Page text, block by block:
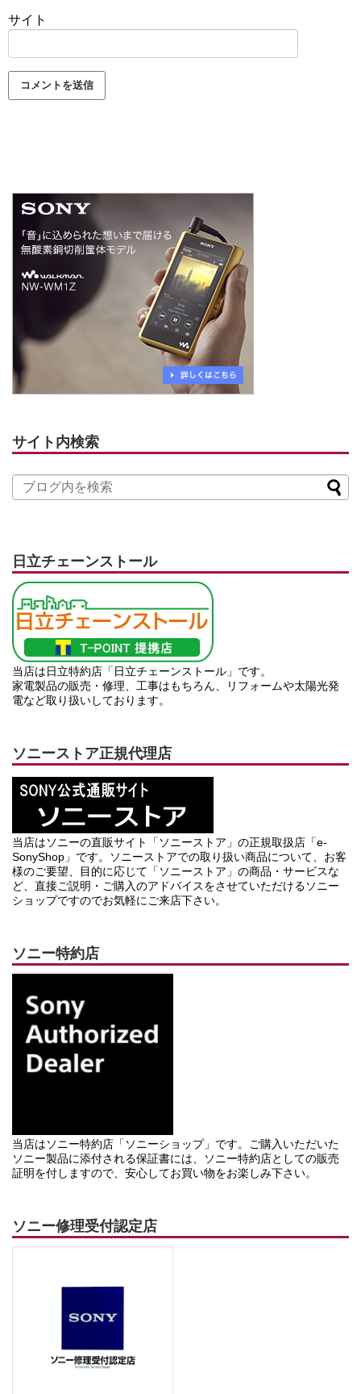
サイト
サイト内検索
日立チェーンストール
当店は日立特約店「日立チェーンストール」です。
家電製品の販売・修理、工事はもちろん、リフォームや太陽光発
電など取り扱いしております。
ソニーストア正規代理店
当店はソニーの直販サイト「ソニーストア」の正規取扱店「e-
SonyShop」です。ソニーストアでの取り扱い商品について、お客
様のご要望、目的に応じて「ソニーストア」の商品・サービスな
ど、直接ご説明・ご購入のアドバイスをさせていただけるソニー
ショップですのでお気軽にご来店下さい。
ソニー特約店
当店はソニー特約店「ソニーショップ」です。ご購入いただいた
ソニー製品に添付される保証書には、ソニー特約店としての販売
証明を付しますので、安心してお買い物をお楽しみ下さい。
ソニー修理受付認定店